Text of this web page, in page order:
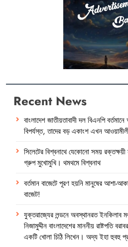
Recent News
বাংলাদেশ জাতীয়তাবাদী দল বিএনপি
বিপর্যস্ত, তাদের বড় একাংশ এখন
সিলেটের বিশ্বনাথে যেকোনো সময়
গ্রুপ মুখোমুখি। থমথমে বিশ্বনাথ
বর্তমান বাজেটে পূরণ হয়নি মানুষের আশা-
বাজেট!
যুক্তরাজ্যের লন্ডনে অবস্থানরত ইনকিলাব
নিজামুদ্দীন বাংলাদেশের মাননীয় রাষ্টপতি
একটি খোলা চিঠি লিখেন। অদ্য ইহা হুবহু